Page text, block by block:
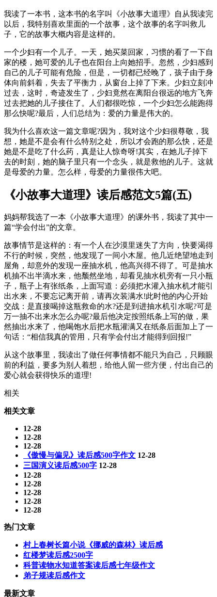
我读了一本书，这本书的名字叫《小故事大道理》自从我读完
以后，我特别喜欢里面的一个故事，这个故事的名字叫救儿
子，它的故事大概内容是这样的。
一个少妇有一个儿子。一天，她买菜回家，习惯的看了一下自
家的楼，她可爱的儿子也在阳台上向她招手。忽然，少妇感到
自己的儿子可能有危险，但是，一切都已经晚了，孩子由于身
体向前斜着，失去了平衡力，从窗台上掉了下来。少妇立刻冲
过去，这时，奇迹发生了，少妇竟然在离阳台很远的地方飞奔
过去把她的儿子接住了。人们都很吃惊，一个少妇怎么能跑得
那么快呢?最后，人们总结为：爱的力量是伟大的。
我为什么喜欢这一篇文章呢?因为，我对这个少妇很尊敬，我
想，她是不是会有什么特别之处，所以才会跑的那么快，还是
她是不是吃了什么药，真是让人惊奇呀!其实，在她儿子掉下
去的时刻，她的脑子里只有一个念头，就是救他的儿子。这就
是母爱的力量。怎么样，母爱的力量很伟大吧。
《小故事大道理》读后感范文5篇(五)
妈妈帮我选了一本《小故事大道理》的课外书，我读了其中一
篇“学会付出”的文章。
故事情节是这样的：有一个人在沙漠里迷失了方向，快要渴得
不行的时候，突然，他发现了一间小木屋。他几近绝望地走到
屋角，却意外的发现一座抽水机，他高兴得不得了。可是抽水
机抽不出半滴水来，他颓然坐地，却看见抽水机旁有一只小瓶
子，瓶子上有张纸条，上面写道：必须把水灌入抽水机才能引
出水来，不要忘记离开前，请再次装满水!此时他的内心开始
交战：是直接喝掉这瓶救命的水?还是到进抽水机引水呢?可是
万一抽不出来水怎么办呢?最后他决定按照纸条上写的做，果
然抽出水来了，他喝饱水后把水瓶灌满又在纸条后面加上了一
句话：“相信我真的管用，只有学会付出才能得到回报!”
从这个故事里，我读出了做任何事情都不能只为自己，只顾眼
前的利益，要多为别人着想，给他人留一些方便，付出自己的
爱心就会获得快乐的道理!
相关
相关文章
12-28
12-28
12-28
《傲慢与偏见》读后感500字作文 12-28
三国演义读后感500字 12-28
12-28
12-28
12-28
12-28
12-28
热门文章
村上春树长篇小说《挪威的森林》读后感
红楼梦读后感2500字
科普读物水知道答案读后感七年级作文
弟子规读后感作文
最新文章